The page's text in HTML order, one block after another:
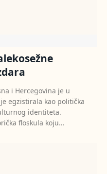
i Hercegovina je u
egzistirala kao politička
identiteta.
floskula koju…